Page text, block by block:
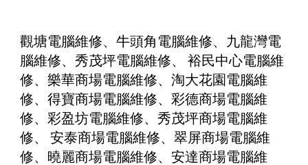
觀塘電腦維修、牛頭角電腦維修、九龍灣電
腦維修、秀茂坪電腦維修、 裕民中心電腦維
修、樂華商場電腦維修、淘大花園電腦維
修、得寶商場電腦維修、彩德商場電腦維
修、彩盈坊電腦維修、秀茂坪商場電腦維
修、 安泰商場電腦維修、翠屏商場電腦維
修、曉麗商場電腦維修、安達商場電腦維